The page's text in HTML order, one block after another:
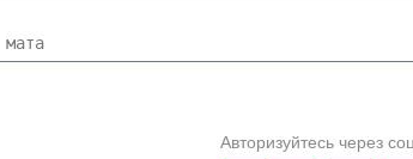
Авторизуйтесь через